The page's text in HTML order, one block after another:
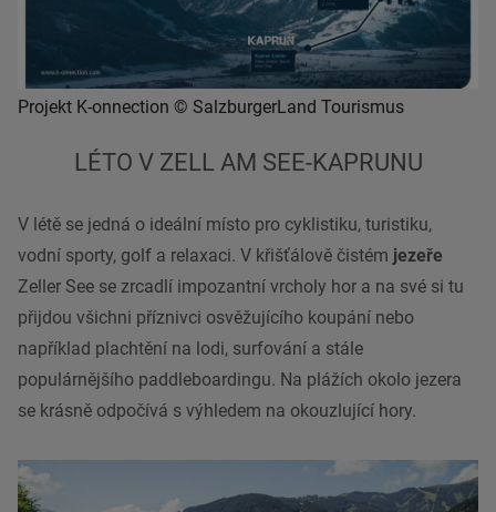
Projekt K-onnection © SalzburgerLand Tourismus
LÉTO V ZELL AM SEE-KAPRUNU
V létě se jedná o ideální místo pro cyklistiku, turistiku,
vodní sporty, golf a relaxaci. V křišťálově čistém jezeře
Zeller See se zrcadlí impozantní vrcholy hor a na své si tu
přijdou všichni příznivci osvěžujícího koupání nebo
například plachtění na lodi, surfování a stále
populárnějšího paddleboardingu. Na plážích okolo jezera
se krásně odpočívá s výhledem na okouzlující hory.